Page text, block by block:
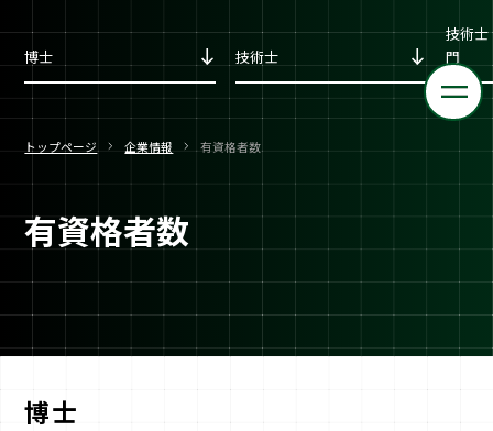
トップページ 企業情報 有資格者数
有資格者数
博士 技術士
技術士
門
博士